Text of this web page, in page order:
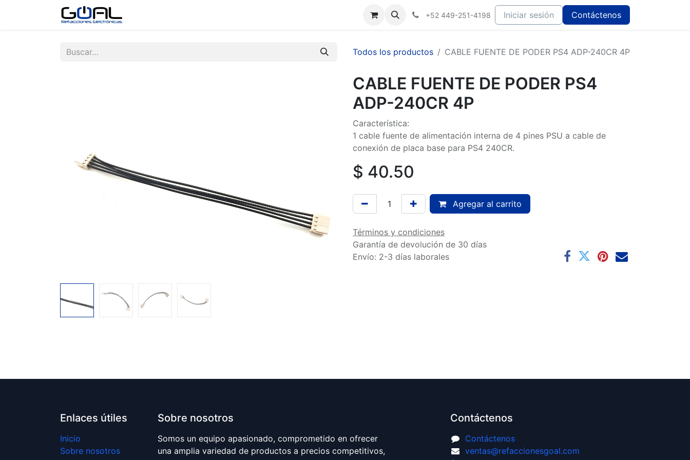
+52 449-251-4198 Iniciar sesión Contáctenos
Todos los productos CABLE FUENTE DE PODER PS4 ADP-240CR 4P
CABLE FUENTE DE PODER PS4
ADP-240CR 4P
Característica:
1 cable fuente de alimentación interna de 4 pines PSU a cable de
conexión de placa base para PS4 240CR.
$ 40.50
Agregar al carrito
Términos y condiciones
Garantía de devolución de 30 días
Envío: 2-3 días laborales
Enlaces útiles
Inicio
Sobre nosotros
Sobre nosotros
Somos un equipo apasionado, comprometido en ofrecer
una amplia variedad de productos a precios competitivos,
Contáctenos
Contáctenos
ventas@refaccionesgoal.com